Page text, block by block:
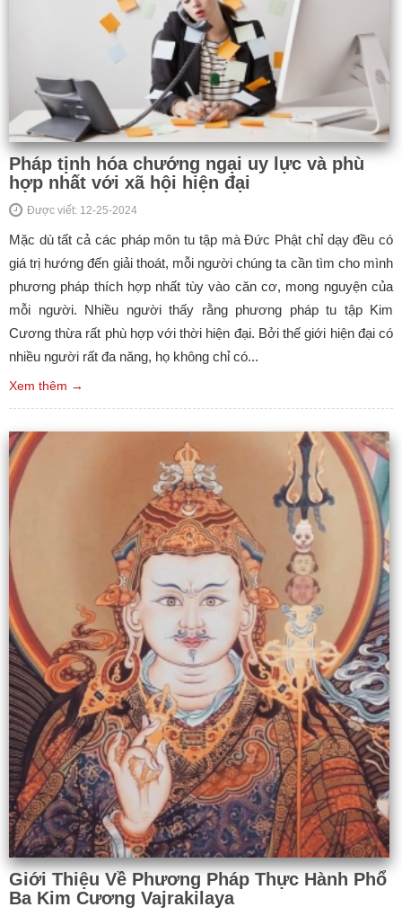
Pháp tịnh hóa chướng ngại uy lực và phù
hợp nhất với xã hội hiện đại
Được viết: 12-25-2024
Mặc dù tất cả các pháp môn tu tập mà Đức Phật chỉ dạy đều có
giá trị hướng đến giải thoát, mỗi người chúng ta cần tìm cho mình
phương pháp thích hợp nhất tùy vào căn cơ, mong nguyện của
mỗi người. Nhiều người thấy rằng phương pháp tu tập Kim
Cương thừa rất phù hợp với thời hiện đại. Bởi thế giới hiện đại có
nhiều người rất đa năng, họ không chỉ có...
Xem thêm →
Giới Thiệu Về Phương Pháp Thực Hành Phổ
Ba Kim Cương Vajrakilaya